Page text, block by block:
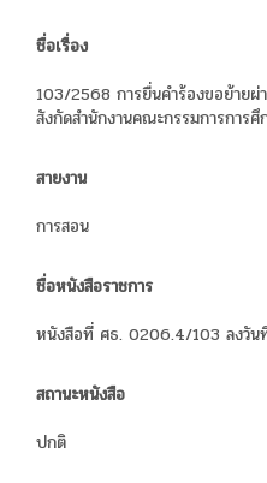
ชื่อเรื่อง
103/2568 การยื่นคำร้องขอย้ายผ่
สังกัดสำนักงานคณะกรรมการการ
สายงาน
การสอน
ชื่อหนังสือราชการ
หนังสือที่ ศธ. 0206.4/103 ลงวัน
สถานะหนังสือ
ปกติ